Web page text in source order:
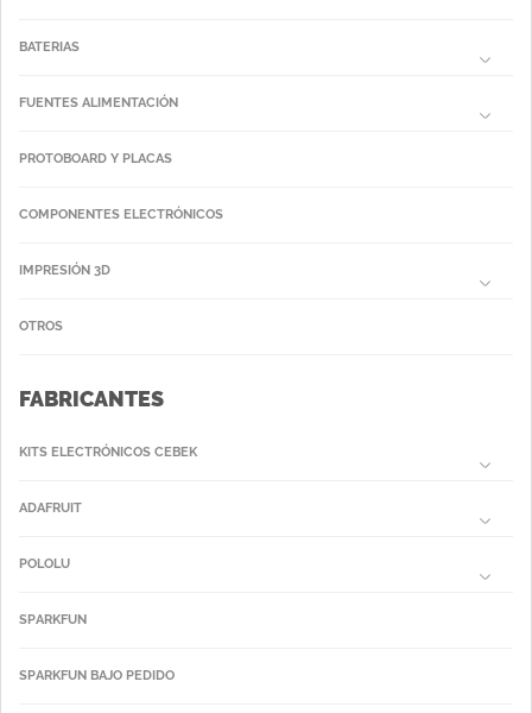
BATERIAS
FUENTES ALIMENTACIÓN
PROTOBOARD Y PLACAS
COMPONENTES ELECTRÓNICOS
IMPRESIÓN 3D
OTROS
FABRICANTES
KITS ELECTRÓNICOS CEBEK
ADAFRUIT
POLOLU
SPARKFUN
SPARKFUN BAJO PEDIDO